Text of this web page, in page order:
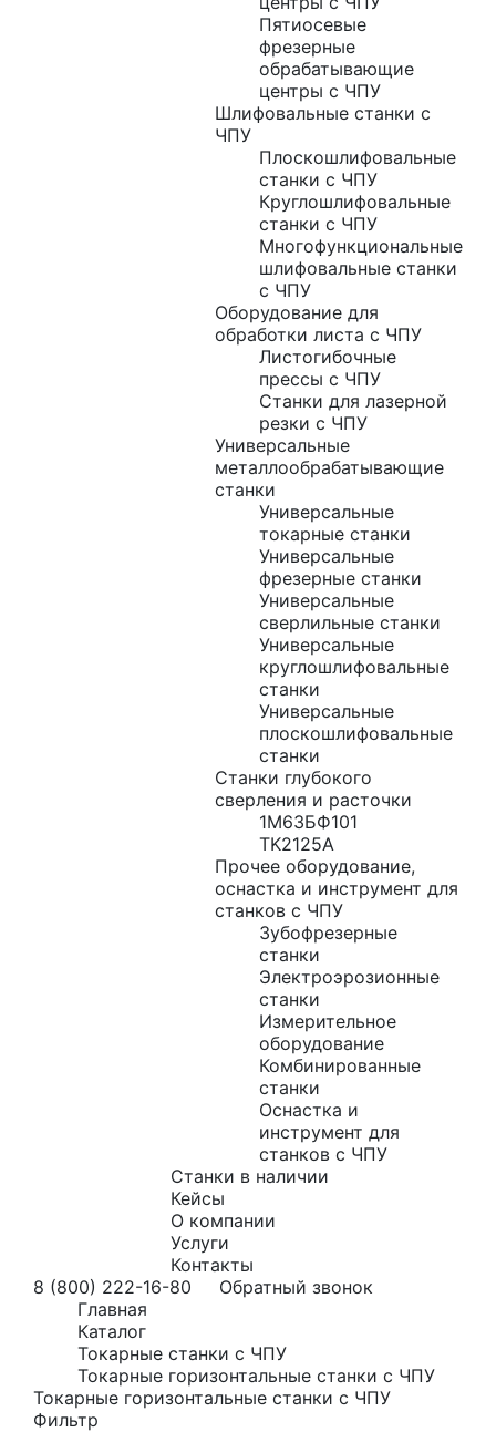
Пятиосевые
фрезерные
обрабатывающие
центры с ЧПУ
Шлифовальные станки с
ЧПУ
Плоскошлифовальные
станки с ЧПУ
Круглошлифовальные
станки с ЧПУ
Многофункциональные
шлифовальные станки
с ЧПУ
Оборудование для
обработки листа с ЧПУ
Листогибочные
прессы с ЧПУ
Станки для лазерной
резки с ЧПУ
Универсальные
металлообрабатывающие
станки
Универсальные
токарные станки
Универсальные
фрезерные станки
Универсальные
сверлильные станки
Универсальные
круглошлифовальные
станки
Универсальные
плоскошлифовальные
станки
Станки глубокого
сверления и расточки
1М63БФ101
TK2125A
Прочее оборудование,
оснастка и инструмент для
станков с ЧПУ
Зубофрезерные
станки
Электроэрозионные
станки
Измерительное
оборудование
Комбинированные
станки
Оснастка и
инструмент для
станков с ЧПУ
Станки в наличии
Кейсы
О компании
Услуги
Контакты
8 (800) 222-16-80
Обратный звонок
Главная
Каталог
Токарные станки с ЧПУ
Токарные горизонтальные станки с ЧПУ
Токарные горизонтальные станки с ЧПУ
Фильтр